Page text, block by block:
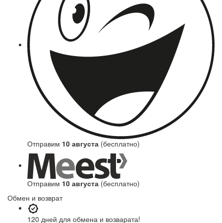
Отправим 10 августа (бесплатно)
Отправим 10 августа (бесплатно)
Обмен и возврат
120 дней для обмена и возварата!